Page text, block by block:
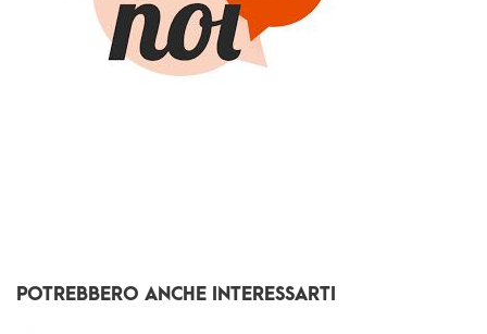
POTREBBERO ANCHE INTERESSARTI